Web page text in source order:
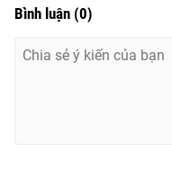
Bình luận (0)